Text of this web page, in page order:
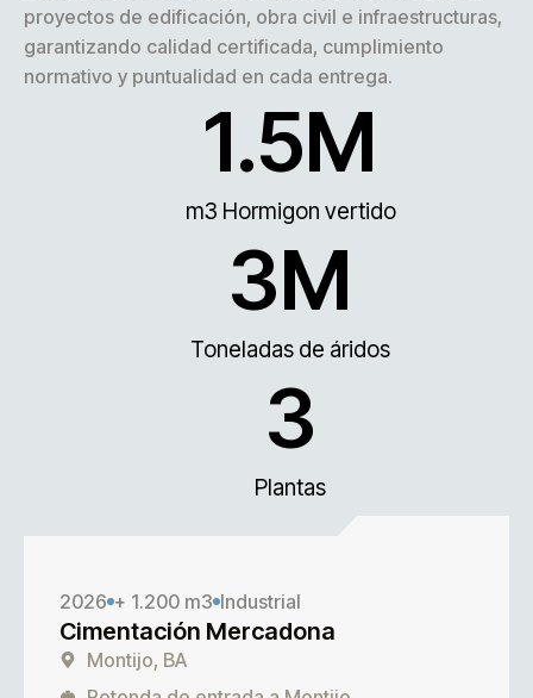
proyectos de edificación, obra civil e infraestructuras,
garantizando calidad certificada, cumplimiento
normativo y puntualidad en cada entrega.
m3 Hormigon vertido
1.5M
Toneladas de áridos
3M
Plantas
3
2026 + 1.200 m3 Industrial
Cimentación Mercadona
Montijo, BA